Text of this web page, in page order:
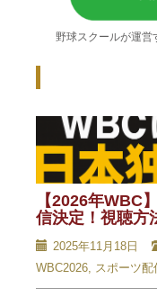
野球スクールが運
【2026年WBC
信決定！視聴方
2025年11月18日
WBC2026, スポーツ配